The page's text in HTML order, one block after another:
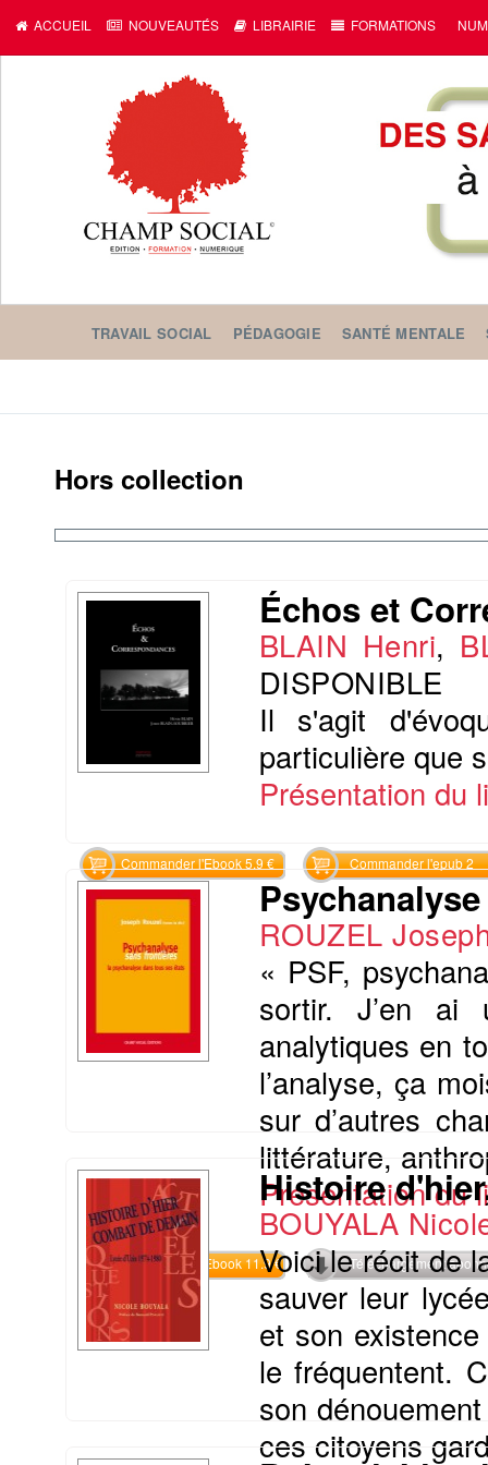
ACCUEIL NOUVEAUTÉS LIBRAIRIE FORMATIONS
TRAVAIL SOCIAL PÉDAGOGIE SANTÉ MENTALE
Hors collection
Échos et
BLAIN Henri,
DISPONIBLE
Il s'agit
particulière que
Présentation du
Commander l'Ebook 5.9 € Commander l'epub 2
ROUZEL
« PSF,
sortir. J’en ai
analytiques en
l’analyse, ça
sur d’autres
littérature,
Présentation du
Commander l'Ebook 11.9 € Téléchargement
Histoire
BOUYALA
Voici le récit de
sauver leur
et son
le fréquentent.
son
ces citoyens